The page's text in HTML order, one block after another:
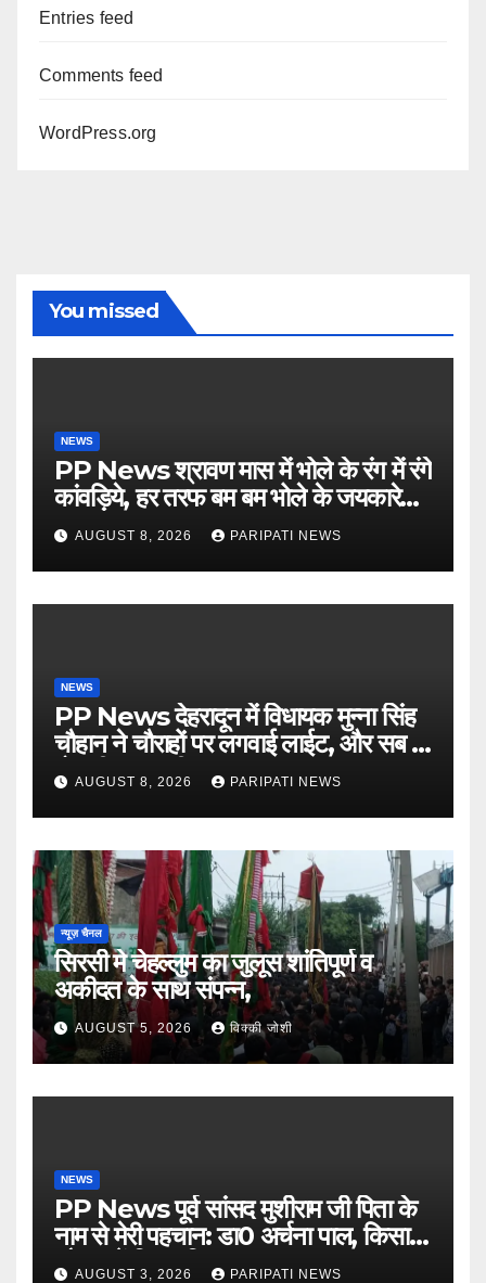
Entries feed
Comments feed
WordPress.org
You missed
NEWS
PP News श्रावण मास में भोले के रंग में रंगे
कांवड़िये, हर तरफ बम बम भोले के जयकारे…
see more..
AUGUST 8, 2026 PARIPATI NEWS
NEWS
PP News देहरादून में विधायक मुन्ना सिंह
चौहान ने चौराहों पर लगवाई लाईट, और सब में
हो गयी वाह-वाही…
AUGUST 8, 2026 PARIPATI NEWS
न्यूज़ चैनल
सिरसी मे चेहल्लुम का जुलूस शांतिपूर्ण व
अकीदत के साथ संपन्न,
AUGUST 5, 2026 विक्की जोशी
NEWS
PP News पूर्व सांसद मुशीराम जी पिता के
नाम से मेरी पहचान: डा0 अर्चना पाल, किसान
चौपाल में दिया परिचय
AUGUST 3, 2026 PARIPATI NEWS